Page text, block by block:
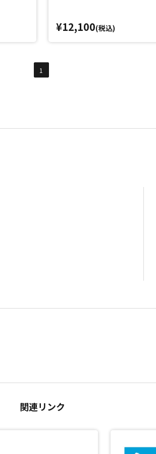
¥12,100(税込)
1
関連リンク